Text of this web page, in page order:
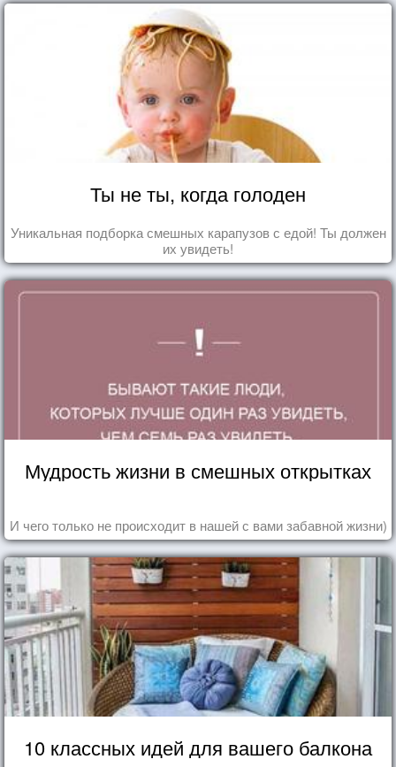
Ты не ты, когда голоден
Уникальная подборка смешных карапузов с едой! Ты должен
их увидеть!
Мудрость жизни в смешных открытках
И чего только не происходит в нашей с вами забавной жизни)
10 классных идей для вашего балкона